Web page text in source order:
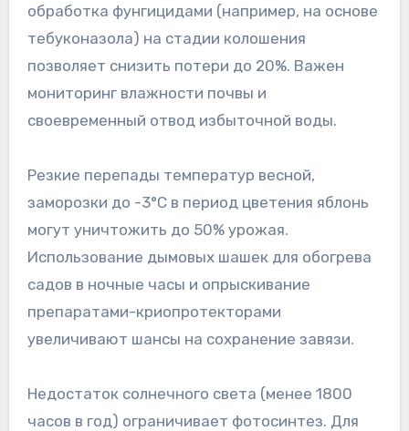
обработка фунгицидами (например, на основе
тебуконазола) на стадии колошения
позволяет снизить потери до 20%. Важен
мониторинг влажности почвы и
своевременный отвод избыточной воды.
Резкие перепады температур весной,
заморозки до -3°C в период цветения яблонь
могут уничтожить до 50% урожая.
Использование дымовых шашек для обогрева
садов в ночные часы и опрыскивание
препаратами-криопротекторами
увеличивают шансы на сохранение завязи.
Недостаток солнечного света (менее 1800
часов в год) ограничивает фотосинтез. Для